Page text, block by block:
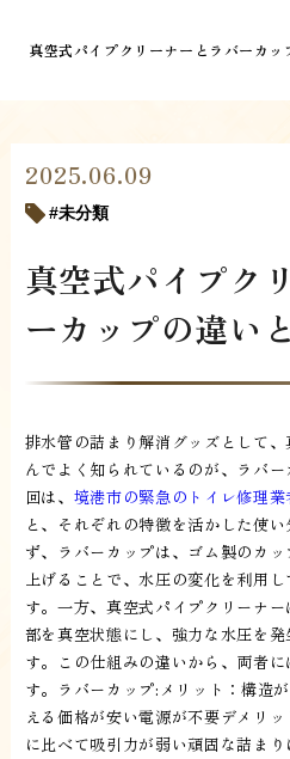
真空式パイプクリーナーとラバーカッ
2025.06.09
未分類
真空式パイプク
ーカップの違い
排水管の詰まり解消グッズとして
んでよく知られているのが、ラバ
回は、 境港市の緊急のトイレ修理業
と、それぞれの特徴を活かした使
ず、ラバーカップは、ゴム製のカ
上げることで、水圧の変化を利用
す。一方、真空式パイプクリーナ
部を真空状態にし、強力な水圧を
す。この仕組みの違いから、両者
す。ラバーカップ:メリット：構造
える価格が安い電源が不要デメリ
に比べて吸引力が弱い頑固な詰ま